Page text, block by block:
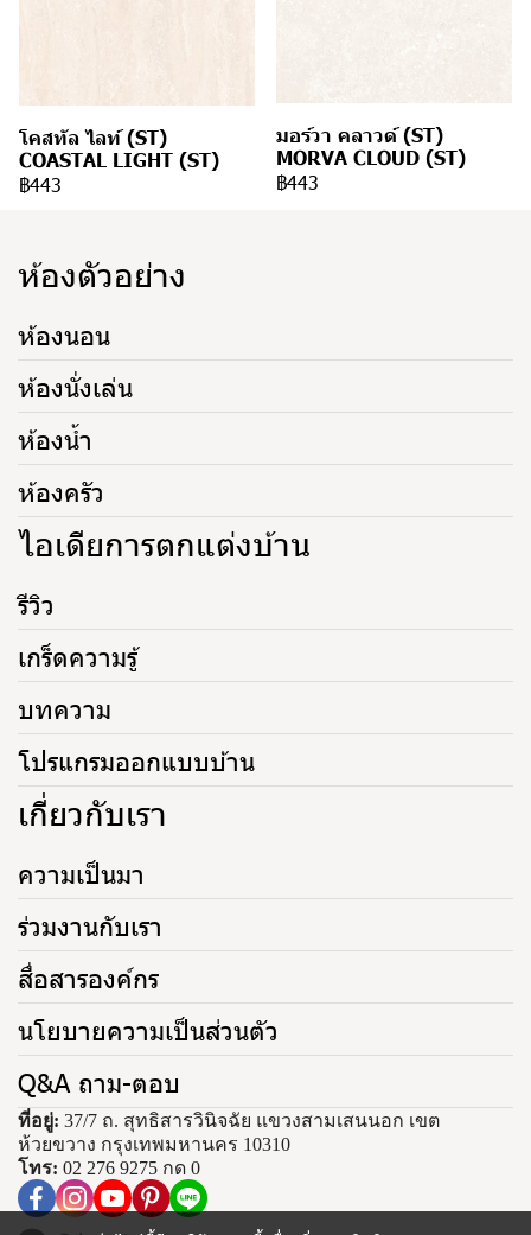
โคสทัล ไลท์ (ST)
COASTAL LIGHT (ST)
฿443
มอร์วา คลาวด์ (ST)
MORVA CLOUD (ST)
฿443
ห้องตัวอย่าง
ห้องนอน
ห้องนั่งเล่น
ห้องน้ำ
ห้องครัว
ไอเดียการตกแต่งบ้าน
รีวิว
เกร็ดความรู้
บทความ
โปรแกรมออกแบบบ้าน
เกี่ยวกับเรา
ความเป็นมา
ร่วมงานกับเรา
สื่อสารองค์กร
นโยบายความเป็นส่วนตัว
Q&A ถาม-ตอบ
ที่อยู่: 37/7 ถ. สุทธิสารวินิจฉัย แขวงสามเสนนอก เขต
ห้วยขวาง กรุงเทพมหานคร 10310
โทร: 02 276 9275 กด 0